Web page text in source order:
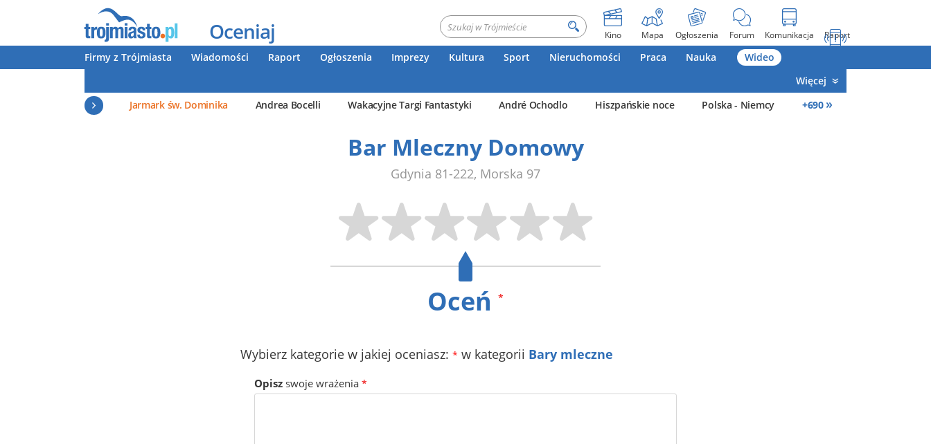
Oceniaj Kino Mapa Ogłoszenia Forum Komunikacja Raport
Firmy z Trójmiasta Wiadomości Raport Ogłoszenia Imprezy Kultura Sport Nieruchomości Praca Nauka
Wideo
Więcej
Jarmark św. Dominika
Andrea Bocelli Wakacyjne Targi Fantastyki André Ochodlo Hiszpańskie noce Polska - Niemcy +690 »
Bar Mleczny Domowy
Gdynia 81-222, Morska 97
Oceń *
Wybierz kategorie w jakiej oceniasz: * w kategorii Bary mleczne
Opisz swoje wrażenia *